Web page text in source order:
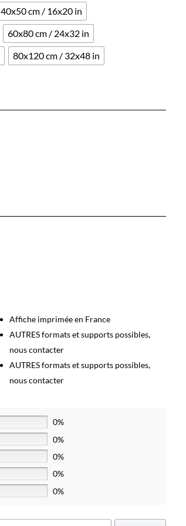
40x50 cm / 16x20 in
60x80 cm / 24x32 in
80x120 cm / 32x48 in
Affiche imprimée en France
AUTRES formats et supports possibles,
nous contacter
AUTRES formats et supports possibles,
nous contacter
0%
0%
0%
0%
0%